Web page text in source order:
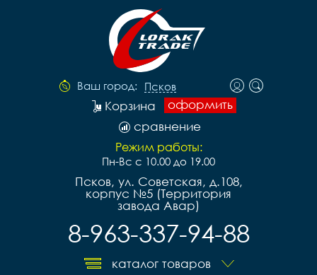
Ваш город: Псков
оформить
Корзина
сравнение
Режим работы:
Пн-Вс с 10.00 до 19.00
Псков, ул. Советская, д.108,
корпус №5 (Территория
завода Авар)
8-963-337-94-88
каталог товаров